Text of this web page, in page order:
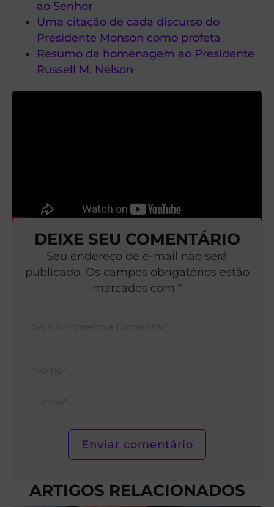
ao Senhor
Uma citação de cada discurso do
Presidente Monson como profeta
Resumo da homenagem ao Presidente
Russell M. Nelson
DEIXE SEU COMENTÁRIO
Seu endereço de e-mail não será
publicado. Os campos obrigatórios estão
marcados com *
ARTIGOS RELACIONADOS